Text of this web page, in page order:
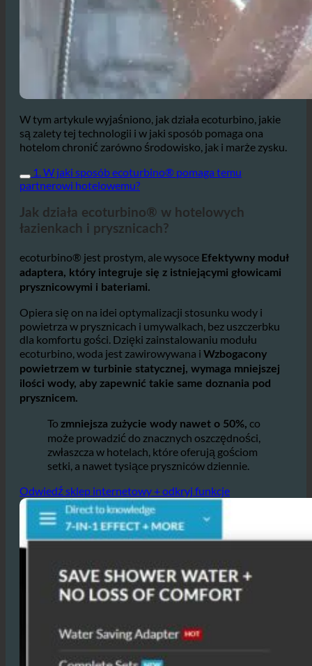
W tym artykule wyjaśniono, jak działa ecoturbino, jakie
są zalety tej technologii i w jaki sposób pomaga ona
hotelom chronić zarówno środowisko, jak i marże zysku.
1. W jaki sposób ecoturbino® pomaga temu
partnerowi hotelowemu?
łazienkach i prysznicach?
ecoturbino® jest prostym, ale wysoce
adaptera, który integruje się z istniejącymi głowicami
prysznicowymi i bateriami.
Opiera się on na idei optymalizacji stosunku wody i
powietrza w prysznicach i umywalkach, bez uszczerbku
dla komfortu gości. Dzięki zainstalowaniu modułu
ecoturbino, woda jest zawirowywana i Wzbogacony
powietrzem w turbinie statycznej, wymaga mniejszej
ilości wody, aby zapewnić takie same doznania pod
prysznicem.
Tozmniejsza zużycie wody nawet o 50%,co
może prowadzić do znacznych oszczędności,
zwłaszcza w hotelach, które oferują gościom
setki, a nawet tysiące pryszniców dziennie.
Odwiedź sklep internetowy + odkryj funkcje